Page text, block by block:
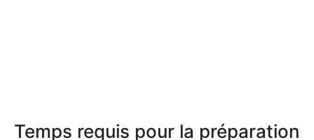
Temps requis pour la préparation